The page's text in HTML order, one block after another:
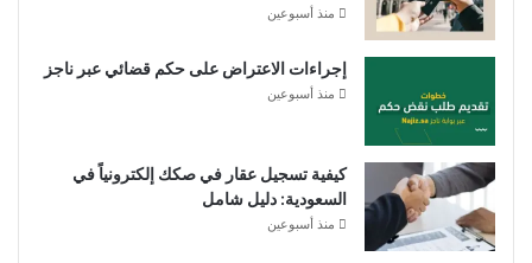
منذ أسبوعين
إجراءات الاعتراض على حكم قضائي عبر ناجز
منذ أسبوعين
كيفية تسجيل عقار في صكك إلكترونياً في
السعودية: دليل شامل
منذ أسبوعين